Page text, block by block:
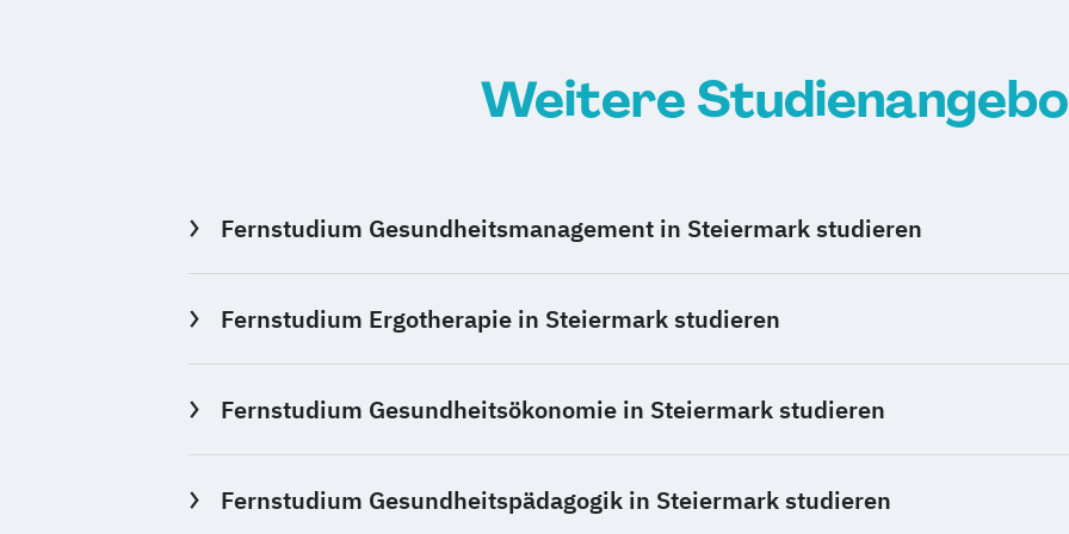
Weitere
Fernstudium Gesundheitsmanagement in Steiermark studieren
Fernstudium Ergotherapie in Steiermark studieren
Fernstudium Gesundheitsökonomie in Steiermark studieren
Fernstudium Gesundheitspädagogik in Steiermark studieren